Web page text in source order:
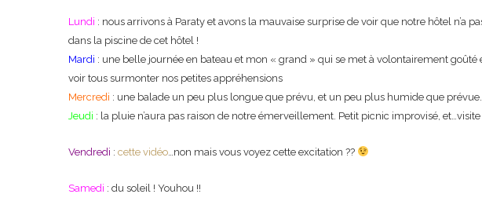
Lundi : nous arrivons à Paraty et avons la mauvaise surprise de voir que notre hôtel n’a
dans la piscine de cet hôtel !
Mardi : une belle journée en bateau et mon « grand » qui se met à volontairement
voir tous surmonter nos petites appréhensions
Mercredi : une balade un peu plus longue que prévu, et un peu plus humide que
Jeudi : la pluie n’aura pas raison de notre émerveillement. Petit picnic improvisé,
Vendredi : cette vidéo…non mais vous voyez cette excitation ??
Samedi : du soleil ! Youhou !!